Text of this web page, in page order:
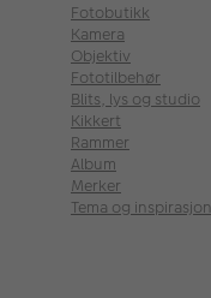
Fotobutikk
Kamera
Objektiv
Fototilbehør
Blits, lys og studio
Kikkert
Rammer
Album
Merker
Tema og inspirasjon